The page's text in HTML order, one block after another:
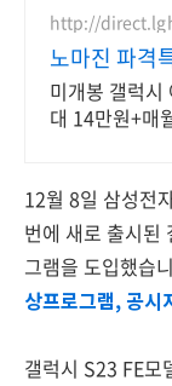
http://
노마진 파격
미개봉 갤럭시
대 14만원+매
12월 8일 삼성전
번에 새로 출시된
그램을 도입했습
상프로그램, 공시
갤럭시 S23 FE모